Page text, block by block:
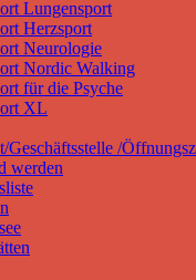
Lungensport
Herzsport
Neurologie
Nordic Walking
für die Psyche
XL
Geschäftsstelle /
werden